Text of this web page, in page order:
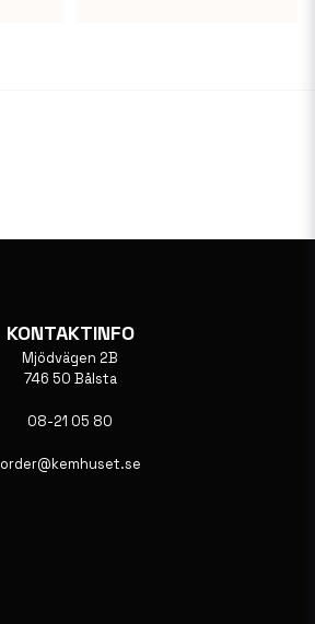
KONTAKTINFO
Mjödvägen 2B
746 50 Bålsta
08-21 05 80
order@kemhuset.se